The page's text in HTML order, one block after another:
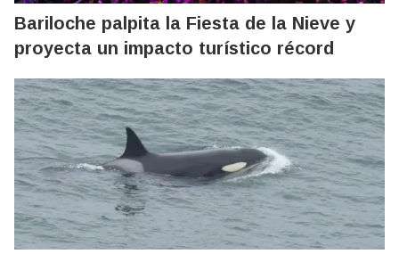
Bariloche palpita la Fiesta de la Nieve y
proyecta un impacto turístico récord